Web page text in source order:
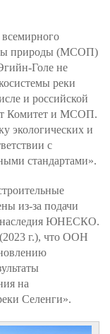
всемирного
природы (МСОП)
Голе не
реки
и российской
Комитет и МСОП.
экологических и
с
стандартами».
из-за подачи
наследия ЮНЕСКО.
(2023 г.), что ООН
на
Селенги».